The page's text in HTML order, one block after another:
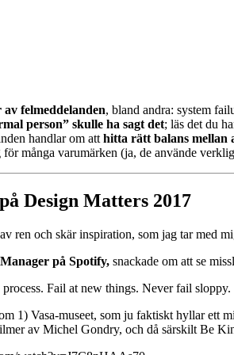
felmeddelanden, bland andra: system
person” skulle ha sagt det; läs det du
handlar om att hitta rätt balans mellan
många varumärken (ja, de använde
Design Matters 2017
ren och skär inspiration, som jag tar med
på Spotify, snackade om att se
Fail at new things. Never fail
1) Vasa-museet, som ju faktiskt hyllar ett
av Michel Gondry, och då särskilt Be